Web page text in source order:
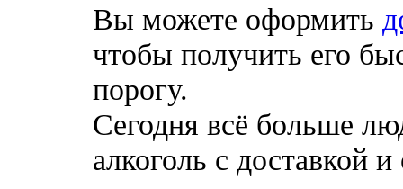
Вы можете оформить
чтобы получить его
порогу.
Сегодня всё больше
алкоголь с доставкой